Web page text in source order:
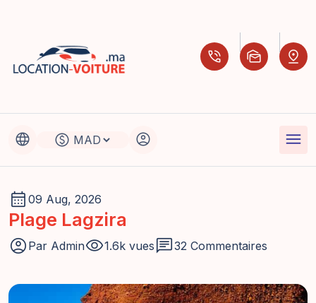
phone_in_talk mark_as_unread pin_drop
menu
language paid account_circle
calendar_month 09 Aug, 2026
Plage Lagzira
account_circle Par Adminvisibility1.6k vues chat32 Commentaires